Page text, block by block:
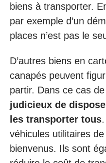
biens à transporter.
par exemple d’un
places n’est pas le
D’autres biens en
canapés peuvent
partir. Dans ce cas
judicieux de
les transporter tous
véhicules utilitaires
bienvenus. Ils sont